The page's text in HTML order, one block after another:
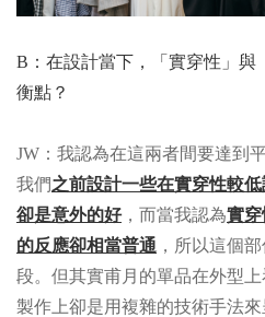
B：在設計當下，「實穿性」與
衡點？
JW：我認為在這兩者間要達到
我們之前設計一些在實穿性較
卻是意外的好，而當我認為實穿
的反應卻相當普通 ，所以這個
段。但其實甫月的單品在外型
製作上卻是用複雜的技術手法來